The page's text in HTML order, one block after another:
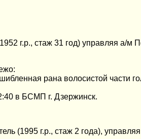
г.р., стаж 31 год) управляя
рана волосистой части
в БСМП г. Дзержинск.
(1995 г.р., стаж 2 года),